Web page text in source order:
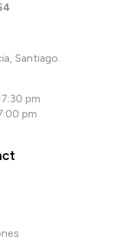
Santiago.
pm
pm